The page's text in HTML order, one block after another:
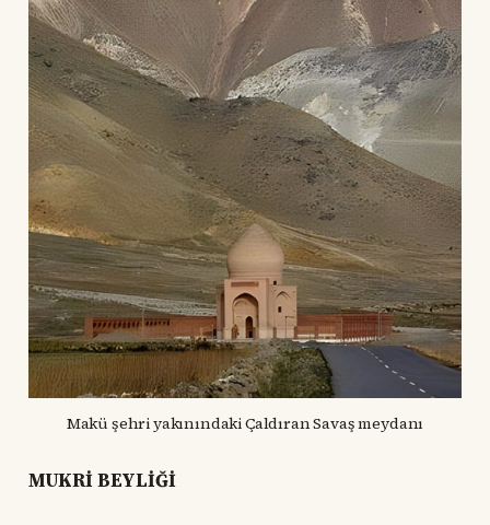
Makü şehri yakınındaki Çaldıran Savaş meydanı
MUKRİ BEYLİĞİ